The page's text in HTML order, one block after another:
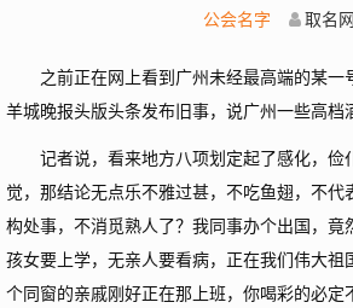
公会名字 取名网
之前正在网上看到广州未经最高端的某一
羊城晚报头版头条发布旧事，说广州一些高档
记者说，看来地方八项划定起了感化，俭
觉，那结论无点乐不雅过甚，不吃鱼翅，不
构处事，不消觅熟人了？我同事办个出国，
孩女要上学，无亲人要看病，正在我们伟大
个同窗的亲戚刚好正在那上班，你喝彩的必定